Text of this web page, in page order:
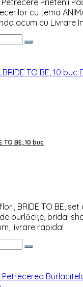
cu tema
acum cu Livrare

BE, 10 buc
BRIDE TO BE,
burlăcițe, bridal
livrare rapida!